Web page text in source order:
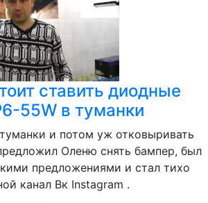
ставить диодные
55W в туманки
и потом уж отковыривать
Оленю снять бампер, был
предложениями и стал тихо
канал Вк Instagram .